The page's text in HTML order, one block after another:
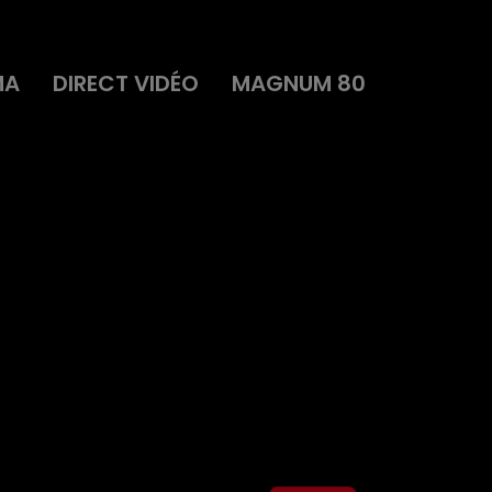
DIRECT VIDÉO
MAGNUM 80